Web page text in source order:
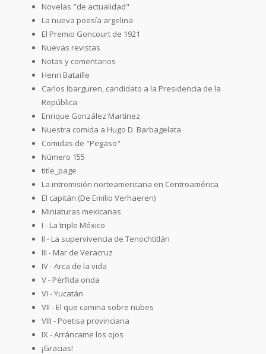
Novelas "de actualidad"
La nueva poesía argelina
El Premio Goncourt de 1921
Nuevas revistas
Notas y comentarios
Henri Bataille
Carlos Ibarguren, candidato a la Presidencia de la
República
Enrique González Martínez
Nuestra comida a Hugo D. Barbagelata
Comidas de "Pegaso"
Número 155
title_page
La intromisión norteamericana en Centroamérica
El capitán (De Emilio Verhaeren)
Miniaturas mexicanas
I - La triple México
II - La supervivencia de Tenochtitlán
III - Mar de Veracruz
IV - Arca de la vida
V - Pérfida onda
VI - Yucatán
VII - El que camina sobre nubes
VIII - Poetisa provinciana
IX - Arráncame los ojos
¡Gracias!